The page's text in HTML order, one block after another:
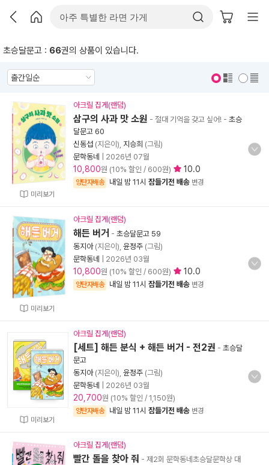
초승달문고 : 66권의 상품이 있습니다.
미리보기
아크릴 집게(랜덤)
삼구의 사과 맛 소원 - 절대 기억을 갖고 싶어! - 초승
달문고 60
신동섭 (지은이), 지승희 (그림)
문학동네
2026년 07월
10,800원 (10% 할인 / 600원) 10.0
양탄자배송 내일 밤 11시 잠들기전 배송 변경
미리보기
아크릴 집게(랜덤)
해든 버거 - 초승달문고 59
동지아(지은이), 윤정주 (그림)
문학동네
2026년 03월
10,800원 (10% 할인 / 600원) 10.0
양탄자배송 내일 밤 11시 잠들기전 배송 변경
미리보기
아크릴 집게(랜덤)
[세트] 해든 분식 + 해든 버거 - 전2권 - 초승달
문고
동지아(지은이), 윤정주 (그림)
문학동네
2026년 03월
20,700원 (10% 할인 / 1,150원)
양탄자배송 내일 밤 11시 잠들기전 배송 변경
아크릴 집게(랜덤)
빨간 돌을 찾아 줘 - 제2회 문학동네초승달문학상 대